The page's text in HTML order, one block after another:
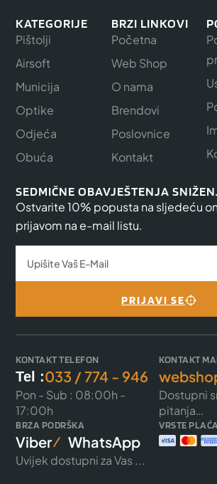
KATEGORIJE
Pištolji
Airsoft
Municija
Optike
Odjeća
Obuća
BRZI LINKOVI
Početna
Web Shop
O nama
Brendovi
Poslovnice
Kontakt
SEDMIČNE OBAVJEŠTENJA
Ostvarite 10% popusta na sljedeću
prijavom na e-mail listu.
PRIJAVI SE
KONTAKT TELEFON
Tel :033 / 774 - 946
Pon - Sub : 08:00h -
17:00h
KONTAKT
Dostupni
pitanja…
BRZA PODRŠKA
Viber WhatsApp
Uvijek dostupni za Vas ...
VRSTE